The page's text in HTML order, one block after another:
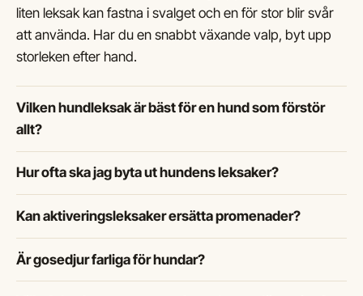
liten leksak kan fastna i svalget och en för stor blir svår
att använda. Har du en snabbt växande valp, byt upp
storleken efter hand.
Vilken hundleksak är bäst för en hund som förstör
allt?
Hur ofta ska jag byta ut hundens leksaker?
Kan aktiveringsleksaker ersätta promenader?
Är gosedjur farliga för hundar?